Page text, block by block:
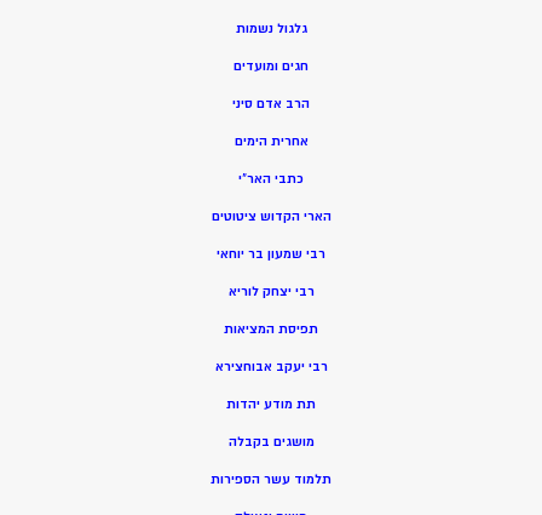
גלגול נשמות
חגים ומועדים
הרב אדם סיני
אחרית הימים
כתבי האר”י
הארי הקדוש ציטוטים
רבי שמעון בר יוחאי
רבי יצחק לוריא
תפיסת המציאות
רבי יעקב אבוחצירא
תת מודע יהדות
מושגים בקבלה
תלמוד עשר הספירות